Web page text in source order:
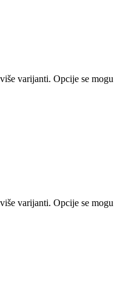
varijanti. Opcije se mogu
varijanti. Opcije se mogu